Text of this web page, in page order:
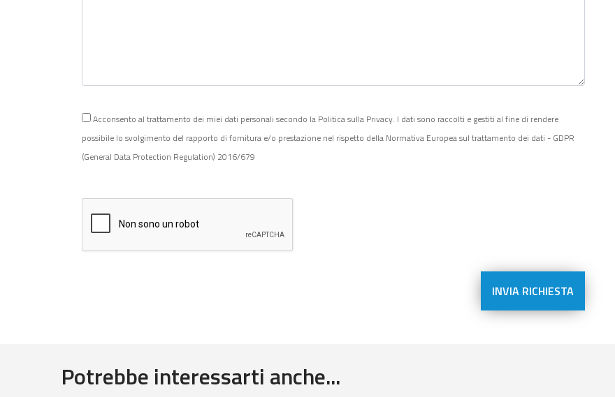
Acconsento al trattamento dei miei dati personali secondo la Politica sulla Privacy. I dati sono raccolti e gestiti al fine di rendere
possibile lo svolgimento del rapporto di fornitura e/o prestazione nel rispetto della Normativa Europea sul trattamento dei dati - GDPR
(General Data Protection Regulation) 2016/679
Potrebbe interessarti anche...